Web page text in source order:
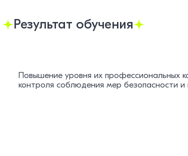
Результат обучения
Повышение уровня их профессиональных
контроля соблюдения мер безопасности и